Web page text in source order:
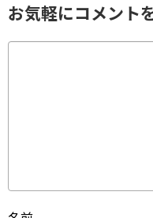
お気軽にコメント